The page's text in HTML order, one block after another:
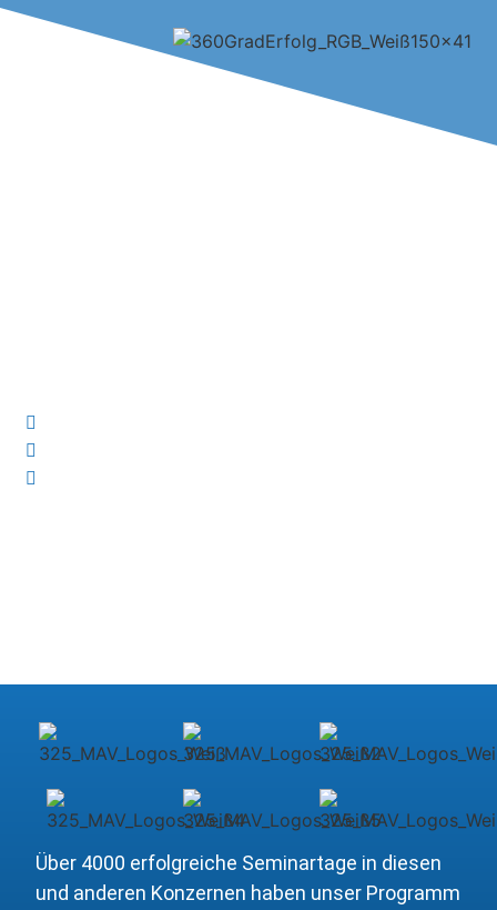
Über 4000 erfolgreiche Seminartage in diesen
und anderen Konzernen haben unser Programm